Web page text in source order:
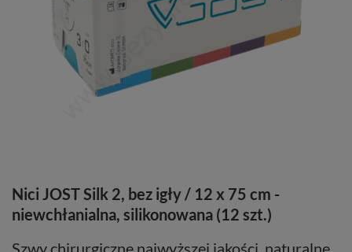
Nici JOST Silk 2, bez igły / 12 x 75 cm -
niewchłanialna, silikonowana (12 szt.)